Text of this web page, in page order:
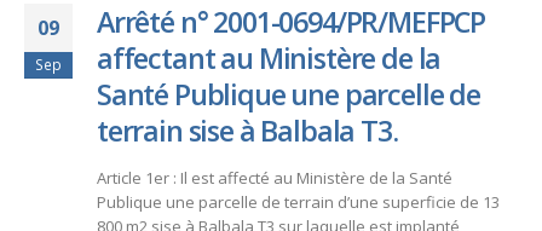
09
Sep
Arrêté n° 2001-0694/PR/MEFPCP
affectant au Ministère de la
Santé Publique une parcelle de
terrain sise à Balbala T3.
Article 1er : Il est affecté au Ministère de la Santé
Publique une parcelle de terrain d’une superficie de 13
800 m2 sise à Balbala T3 sur laquelle est implanté